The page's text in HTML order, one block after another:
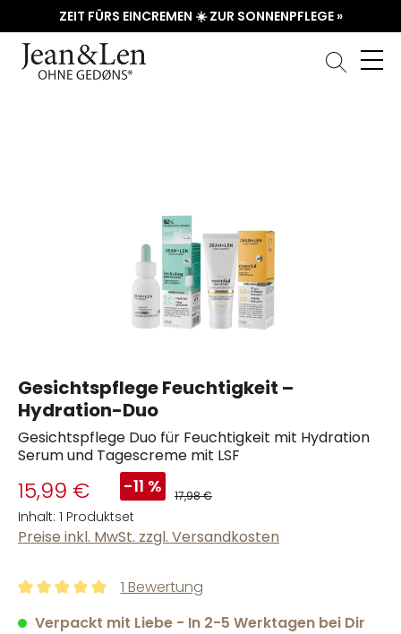
ZEIT FÜRS EINCREMEN ☀️ ZUR SONNENPFLEGE »
Gesichtspflege Feuchtigkeit –
Hydration-Duo
Gesichtspflege Duo für Feuchtigkeit mit Hydration
Serum und Tagescreme mit LSF
15,99 € -11 % 17,98 €
Inhalt: 1 Produktset
Preise inkl. MwSt. zzgl. Versandkosten
1 Bewertung
Verpackt mit Liebe - In 2-5 Werktagen bei Dir